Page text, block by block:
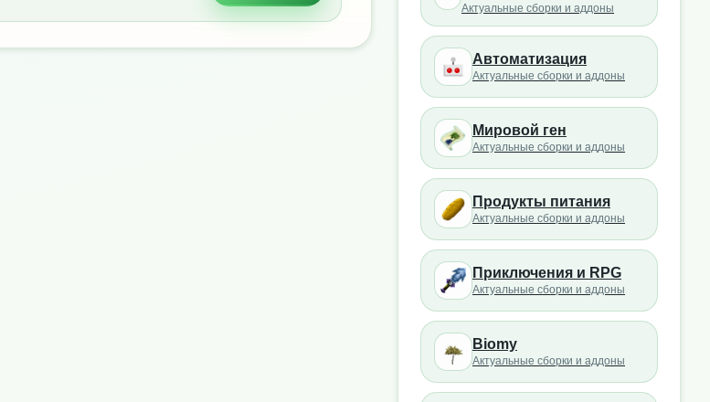
Актуальные сборки и аддоны
Автоматизация
Актуальные сборки и аддоны
Мировой ген
Актуальные сборки и аддоны
Продукты питания
Актуальные сборки и аддоны
Приключения и RPG
Актуальные сборки и аддоны
Biomy
Актуальные сборки и аддоны